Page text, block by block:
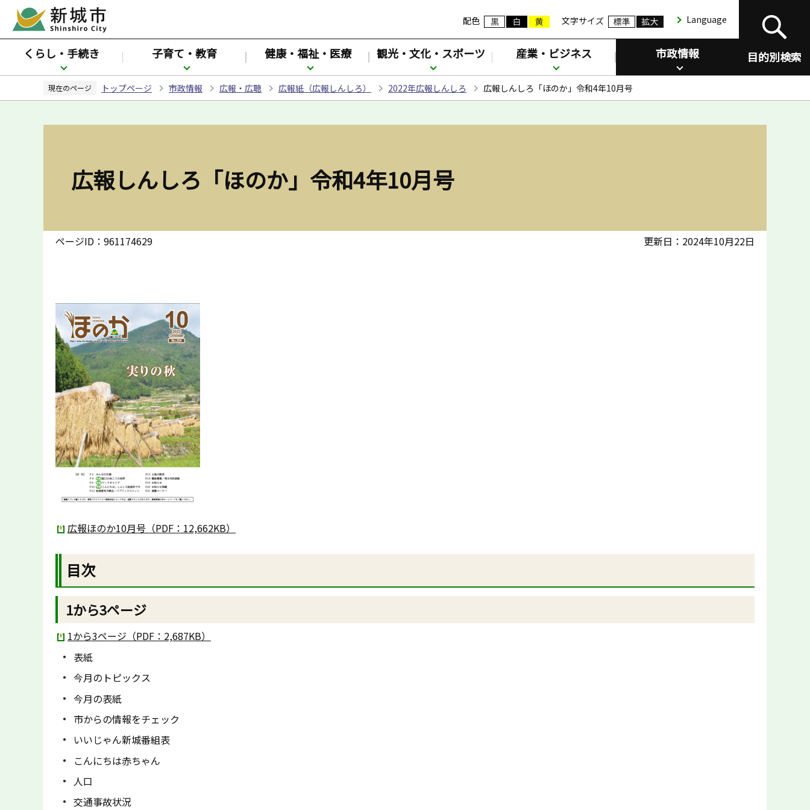
ペ
ジ
先
配色 文字サイズ Language
目的別検索
くらし・手続き 子育て・教育 健康・福祉・医療 観光・文化・スポーツ 産業・ビジネス 市政情報
現在のページ トップページ 市政情報 広報・広聴 広報紙（広報しんしろ） 2022年広報しんしろ 広報しんしろ「ほのか」令和4年10月号
広報しんしろ「ほのか」令和4年10月号
ページID：961174629 更新日：2024年10月22日
広報ほのか10月号（PDF：12,662KB）
目次
1から3ページ
1から3ページ（PDF：2,687KB）
表紙
今月のトピックス
今月の表紙
市からの情報をチェック
いいじゃん新城番組表
こんにちは赤ちゃん
人口
交通事故状況